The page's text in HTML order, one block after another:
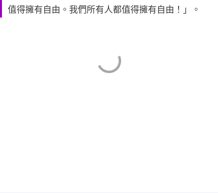
值得擁有自由。我們所有人都值得擁有自由！」。